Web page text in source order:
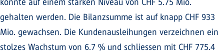
gehalten werden. Die Bilanzsumme ist auf knapp CHF 933
Mio. gewachsen. Die Kundenausleihungen verzeichnen ein
stolzes Wachstum von 6.7 % und schliessen mit CHF 775.4